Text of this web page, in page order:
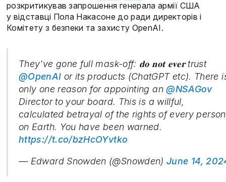
розкритикував запрошення генерала армії США
у відставці Пола Накасоне до ради директорів і
Комітету з безпеки та захисту OpenAI.
They've gone full mask-off: 𝐝𝐨 𝐧𝐨𝐭 𝐞𝐯𝐞𝐫 trust
@OpenAI or its products (ChatGPT etc). There
only one reason for appointing an@NSAGov
Director to your board. This is a willful,
calculated betrayal of the rights of every person
on Earth. You have been warned.
https://t.co/bzHcOYvtko
— Edward Snowden (@Snowden)June 14,